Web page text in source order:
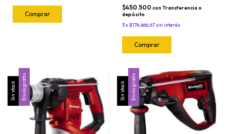
$450.500 con Transferencia o
depósito
3x$176.666,67 sin interés
Sin stock Envío gratis Sin stock Envío gratis